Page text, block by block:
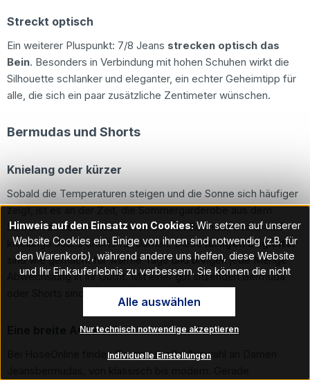
Streckt optisch
Ein weiterer Pluspunkt: 7/8 Jeans strecken optisch das
Bein. Besonders in Verbindung mit hohen Schuhen wirkt die
Silhouette schlanker und eleganter, ein echter Geheimtipp für
alle, die sich ein paar zusätzliche Zentimeter wünschen.
Bermudas und Shorts
Knielang oder kürzer
Sobald die Temperaturen steigen und die Sonne sich häufiger
zeigt, ist es an der Zeit, die Sommergarderobe aus dem
Schrank zu holen – allen voran Damen Bermuda Jeans und
knielange Jeans Shorts für Damen. Dieseluftigen Begleiter
sind wie gemacht für warme Tage und bringen jede Menge
Abwechslung in Ihr Outfit. Mit einer gut sitzenden Bermuda
Eine breite Auswahl
Bei HoseOnline finden Sie eine große Auswahl an Damen
Hinweis auf den Einsatz von Cookies: Wir setzen auf unserer
Website Cookies ein. Einige von ihnen sind notwendig (z.B. für
den Warenkorb), während andere uns helfen, diese Website
und Ihr Einkauferlebnis zu verbessern. Sie können die nicht
notwendigen Cookies mit Klick auf „OK“ akzeptieren oder per
Klick auf "Nur technisch notwendige akzeptieren" ablehnen. Den
Zugang zu den Cookie-Einstellungen finden Sie im Fußbereich
unserer Website im Menüpunkt „Informationen“. Dort können Sie
Hinweis auf Verarbeitung Ihrer auf dieser Webseite erhobenen
Nur technisch notwendige akzeptieren
Individuelle Einstellungen
Alle auswählen